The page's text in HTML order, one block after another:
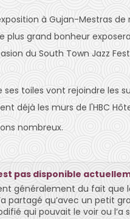
à Gujan-Mestras de
plus grand bonheur
du South Town Jazz
ses toiles vont rejoindre les
déjà les murs de l'HBC
nombreux.
pas disponible
généralement du fait que
partagé qu’avec un petit
qui pouvait le voir ou l’a